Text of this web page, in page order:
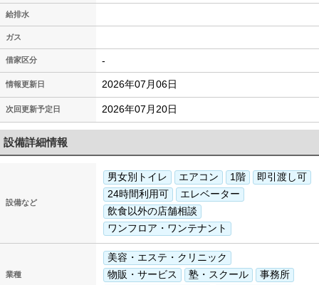
給排水
ガス
借家区分 -
情報更新日 2026年07月06日
次回更新予定日 2026年07月20日
設備詳細情報
設備など
男女別トイレ エアコン 1階
即引渡し可
24時間利用可
エレベーター
飲食以外の店舗相談
ワンフロア・ワンテナント
業種
美容・エステ・クリニック
物販・サービス
塾・スクール
事務所